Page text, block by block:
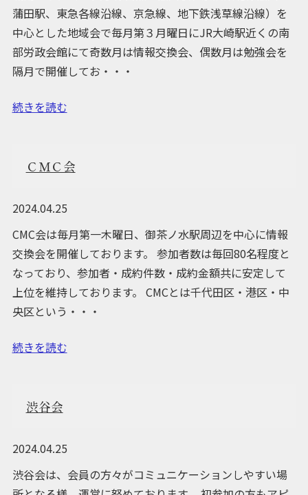
蒲田駅、東急各線沿線、京急線、地下鉄浅草線沿線）を
中心とした地域会で毎月第３月曜日にJR大崎駅近くの南
部労政会館にて奇数月は情報交換会、偶数月は勉強会を
隔月で開催してお・・・
続きを読む
ＣＭＣ会
2024.04.25
CMC会は毎月第一木曜日、御茶ノ水駅周辺を中心に情報
交換会を開催しております。 参加者数は毎回80名程度と
なっており、参加者・成約件数・成約金額共に安定して
上位を維持しております。 CMCとは千代田区・港区・中
央区という・・・
続きを読む
渋谷会
2024.04.25
渋谷会は、会員の方々がコミュニケーションしやすい場